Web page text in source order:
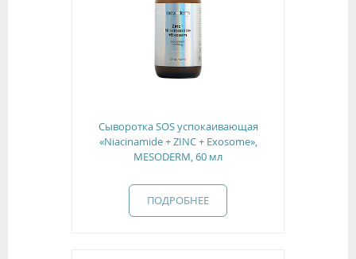
Сыворотка SOS успокаивающая
«Niacinamide + ZINC + Exosome»,
MESODERM, 60 мл
ПОДРОБНЕЕ